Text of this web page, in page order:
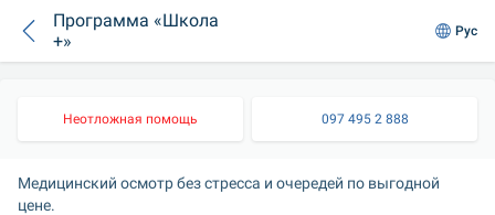
Программа «Школа
+»
Рус
Неотложная помощь 097 495 2 888
Медицинский осмотр без стресса и очередей по выгодной
цене.